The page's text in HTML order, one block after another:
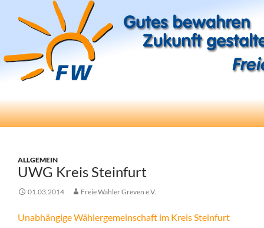
Freie Wähler Greven e.V.
Suchen
ZUM
ALLGEMEIN
UWG Kreis Steinfurt
01.03.2014 Freie Wähler Greven e.V.
Unabhängige Wählergemeinschaft im Kreis Steinfurt